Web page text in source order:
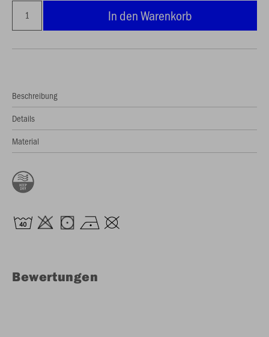
In den Warenkorb
Beschreibung
Details
Material
Bewertungen